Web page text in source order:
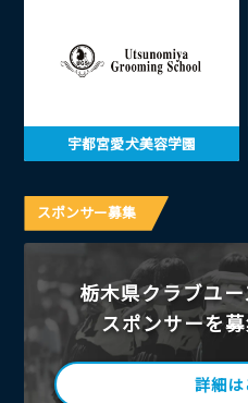
宇都宮愛犬美容学園
スポンサー募集
栃木県クラブユ
スポンサーを募
詳細は